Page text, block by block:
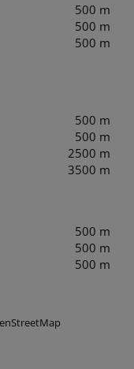
500 m
500 m
500 m
500 m
500 m
2500 m
3500 m
500 m
500 m
500 m